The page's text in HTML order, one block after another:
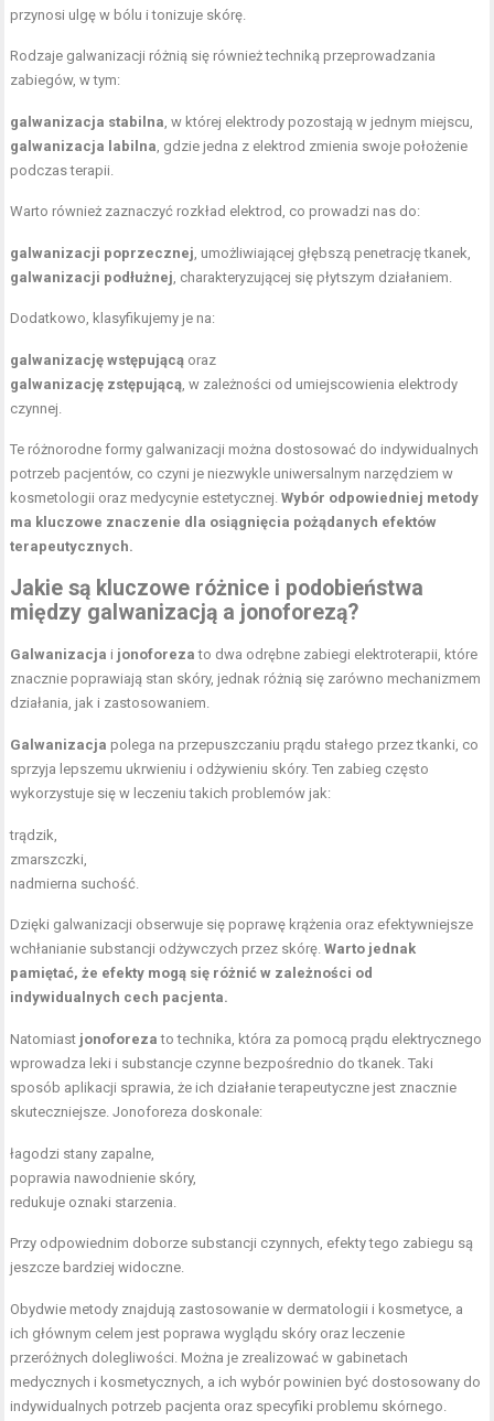
przynosi ulgę w bólu i tonizuje skórę.
Rodzaje galwanizacji różnią się również techniką przeprowadzania
zabiegów, w tym:
galwanizacja stabilna, w której elektrody pozostają w jednym miejscu,
galwanizacja labilna, gdzie jedna z elektrod zmienia swoje położenie
podczas terapii.
Warto również zaznaczyć rozkład elektrod, co prowadzi nas do:
galwanizacji poprzecznej, umożliwiającej głębszą penetrację tkanek,
galwanizacji podłużnej, charakteryzującej się płytszym działaniem.
Dodatkowo, klasyfikujemy je na:
galwanizację wstępującą oraz
galwanizację zstępującą, w zależności od umiejscowienia elektrody
czynnej.
Te różnorodne formy galwanizacji można dostosować do indywidualnych
potrzeb pacjentów, co czyni je niezwykle uniwersalnym narzędziem w
kosmetologii oraz medycynie estetycznej.Wybór odpowiedniej metody
ma kluczowe znaczenie dla osiągnięcia pożądanych efektów
terapeutycznych.
Jakie są kluczowe różnice i podobieństwa
między galwanizacją a jonoforezą?
Galwanizacja i jonoforeza to dwa odrębne zabiegi elektroterapii, które
znacznie poprawiają stan skóry, jednak różnią się zarówno mechanizmem
działania, jak i zastosowaniem.
Galwanizacja polega na przepuszczaniu prądu stałego przez tkanki, co
sprzyja lepszemu ukrwieniu i odżywieniu skóry. Ten zabieg często
wykorzystuje się w leczeniu takich problemów jak:
trądzik,
zmarszczki,
nadmierna suchość.
Dzięki galwanizacji obserwuje się poprawę krążenia oraz efektywniejsze
wchłanianie substancji odżywczych przez skórę.Warto jednak
pamiętać, że efekty mogą się różnić w zależności od
indywidualnych cech pacjenta.
Natomiast jonoforeza to technika, która za pomocą prądu elektrycznego
wprowadza leki i substancje czynne bezpośrednio do tkanek. Taki
sposób aplikacji sprawia, że ich działanie terapeutyczne jest znacznie
skuteczniejsze. Jonoforeza doskonale:
łagodzi stany zapalne,
poprawia nawodnienie skóry,
redukuje oznaki starzenia.
Przy odpowiednim doborze substancji czynnych, efekty tego zabiegu są
jeszcze bardziej widoczne.
Obydwie metody znajdują zastosowanie w dermatologii i kosmetyce, a
ich głównym celem jest poprawa wyglądu skóry oraz leczenie
przeróżnych dolegliwości. Można je zrealizować w gabinetach
medycznych i kosmetycznych, a ich wybór powinien być dostosowany do
indywidualnych potrzeb pacjenta oraz specyfiki problemu skórnego.